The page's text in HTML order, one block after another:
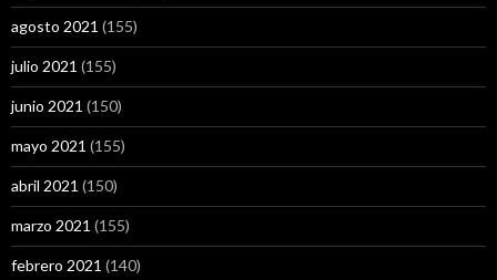
agosto 2021 (155)
julio 2021 (155)
junio 2021 (150)
mayo 2021 (155)
abril 2021 (150)
marzo 2021 (155)
febrero 2021 (140)